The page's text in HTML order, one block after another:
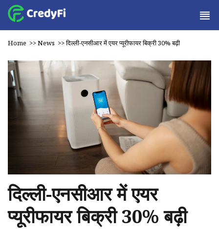
Home >>News >>दिल्ली-एनसीआर में एयर प्यूरीफायर बिक्री 30% बढ़ी
दिल्ली-एनसीआर में एयर
प्यूरीफायर बिक्री 30% बढ़ी